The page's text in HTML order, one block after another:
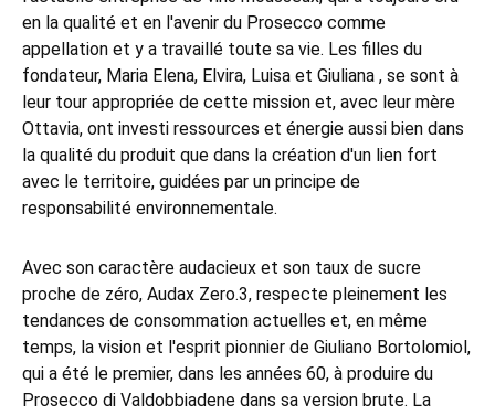
en la qualité et en l'avenir du Prosecco comme
appellation et y a travaillé toute sa vie. Les filles du
fondateur, Maria Elena, Elvira, Luisa et Giuliana , se sont à
leur tour appropriée de cette mission et, avec leur mère
Ottavia, ont investi ressources et énergie aussi bien dans
la qualité du produit que dans la création d'un lien fort
avec le territoire, guidées par un principe de
responsabilité environnementale.
Avec son caractère audacieux et son taux de sucre
proche de zéro, Audax Zero.3, respecte pleinement les
tendances de consommation actuelles et, en même
temps, la vision et l'esprit pionnier de Giuliano Bortolomiol,
qui a été le premier, dans les années 60, à produire du
Prosecco di Valdobbiadene dans sa version brute. La